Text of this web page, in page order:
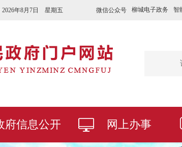
微信公众号 柳城电子政务 智
2026年8月7日 星期五
府信息公开 网上办事